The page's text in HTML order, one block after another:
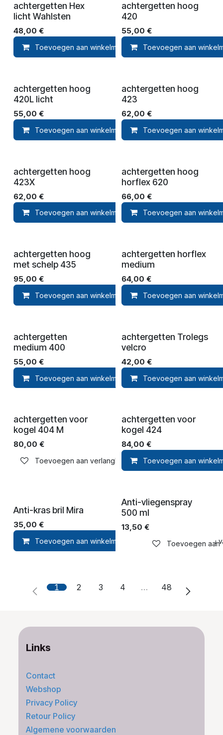
achtergetten Hex
licht Wahlsten
48,00 €
Toevoegen aan winkelmandje Toevoegen aan
achtergetten hoog
420
55,00 €
Toevoegen aan
achtergetten hoog
420L licht
55,00 €
Toevoegen aan winkelmandje Toevoegen aan
achtergetten hoog
423
62,00 €
Toevoegen aan
achtergetten hoog
423X
62,00 €
Toevoegen aan winkelmandje Toevoegen aan
achtergetten hoog
horflex 620
66,00 €
Toevoegen aan
achtergetten hoog
met schelp 435
95,00 €
Toevoegen aan winkelmandje Toevoegen aan
achtergetten horflex
medium
64,00 €
Toevoegen aan
achtergetten
medium 400
55,00 €
Toevoegen aan winkelmandje Toevoegen aan
achtergetten Trolegs
velcro
42,00 €
Toevoegen aan
achtergetten voor
kogel 404 M
80,00 €
Toevoegen aan verlanglijst
achtergetten voor
kogel 424
84,00 €
Toevoegen aan
Anti-kras bril Mira
35,00 €
Toevoegen aan winkelmandje Toevoegen aan
Anti-vliegenspray
500 ml
13,50 €
Toevoegen aan
1 2 3 4 … 48
Links
Contact
Webshop
Privacy Policy
Retour Policy
Algemene voorwaarden